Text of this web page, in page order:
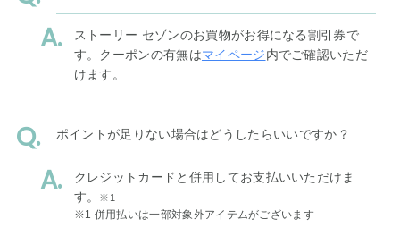
ストーリー セゾンのお買物がお得になる割引券で
す。クーポンの有無はマイページ内でご確認いただ
けます。
ポイントが足りない場合はどうしたらいいですか？
クレジットカードと併用してお支払いいただけま
す。
※1
※1 併用払いは一部対象外アイテムがございます